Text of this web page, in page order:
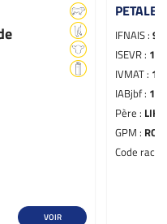
VOIR
PETALE
IFNAIS :94
ISEVR : 113
IVMAT :
IABjbf : 109
Père :
GPM :
Code race